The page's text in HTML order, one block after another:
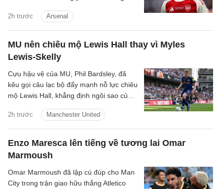
2h trước Arsenal
mới.
MU nên chiêu mộ Lewis Hall thay vì Myles
Lewis-Skelly
2h trước Manchester United
Cựu hậu vệ của MU, Phil Bardsley, đã
kêu gọi câu lạc bộ đẩy mạnh nỗ lực chiêu
mộ Lewis Hall, khẳng định ngôi sao của
cho sân Old Trafford.
Enzo Maresca lên tiếng về tương lai Omar
Marmoush
Omar Marmoush đã lập cú đúp cho Man
City trong trận giao hữu thắng Atletico